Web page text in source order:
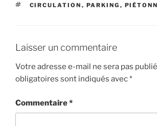
ÉTIQUETTES
CIRCULATION , PARKING ,
Laisser un commentaire
Votre adresse e-mail ne sera pas
obligatoires sont indiqués avec*
Commentaire*